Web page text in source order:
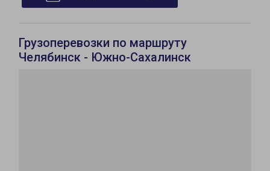
Грузоперевозки по маршруту
Челябинск - Южно-Сахалинск